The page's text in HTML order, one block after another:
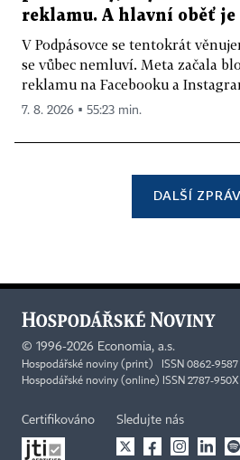
reklamu. A hlavní oběť je
V Podpásovce se tentokrát
se vůbec nemluví. Meta začala
reklamu na Facebooku a
7. 8. 2026 ▪ 55:23 min.
DALŠÍ
© 1996-2026 Economia, a.s.
Hospodářské noviny (print) ISSN 0862-9587
Hospodářské noviny (online) ISSN 2787-950X
Certifikováno Sledujte nás